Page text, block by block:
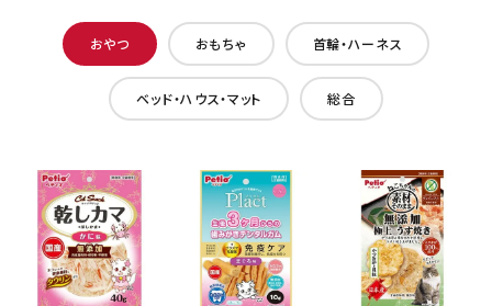
おやつ おもちゃ 首輪・ハーネス
ベッド・ハウス・マット 総合